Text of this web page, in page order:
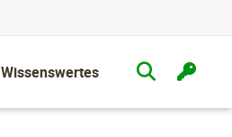
Wissenswertes